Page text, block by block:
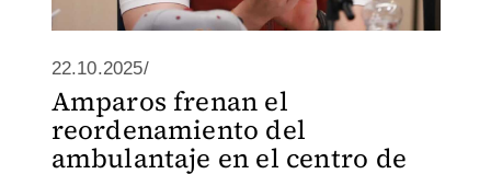
22.10.2025/
Amparos frenan el
reordenamiento del
ambulantaje en el centro de